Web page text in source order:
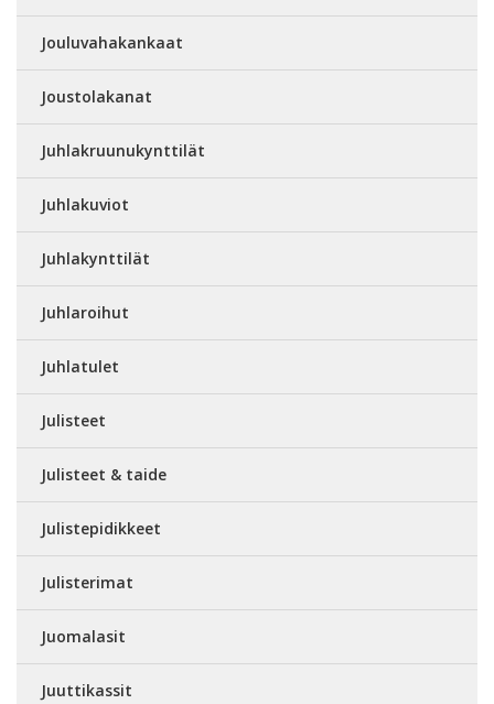
Jouluvahakankaat
Joustolakanat
Juhlakruunukynttilät
Juhlakuviot
Juhlakynttilät
Juhlaroihut
Juhlatulet
Julisteet
Julisteet & taide
Julistepidikkeet
Julisterimat
Juomalasit
Juuttikassit